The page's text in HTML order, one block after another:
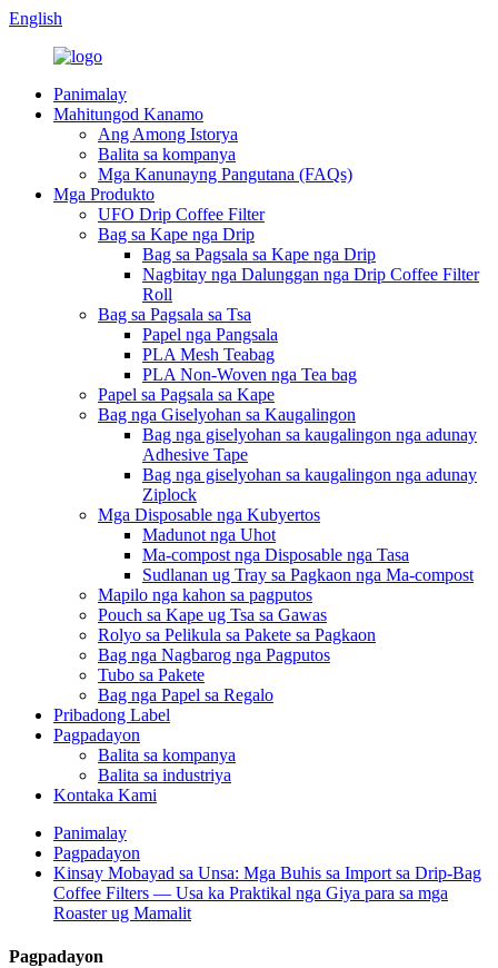
English
Panimalay
Mahitungod Kanamo
Ang Among Istorya
Balita sa kompanya
Mga Kanunayng Pangutana (FAQs)
Mga Produkto
UFO Drip Coffee Filter
Bag sa Kape nga Drip
Bag sa Pagsala sa Kape nga Drip
Nagbitay nga Dalunggan nga Drip Coffee Filter
Roll
Bag sa Pagsala sa Tsa
Papel nga Pangsala
PLA Mesh Teabag
PLA Non-Woven nga Tea bag
Papel sa Pagsala sa Kape
Bag nga Giselyohan sa Kaugalingon
Bag nga giselyohan sa kaugalingon nga adunay
Adhesive Tape
Bag nga giselyohan sa kaugalingon nga adunay
Ziplock
Mga Disposable nga Kubyertos
Madunot nga Uhot
Ma-compost nga Disposable nga Tasa
Sudlanan ug Tray sa Pagkaon nga Ma-compost
Mapilo nga kahon sa pagputos
Pouch sa Kape ug Tsa sa Gawas
Rolyo sa Pelikula sa Pakete sa Pagkaon
Bag nga Nagbarog nga Pagputos
Tubo sa Pakete
Bag nga Papel sa Regalo
Pribadong Label
Pagpadayon
Balita sa kompanya
Balita sa industriya
Kontaka Kami
Panimalay
Pagpadayon
Kinsay Mobayad sa Unsa: Mga Buhis sa Import sa Drip-Bag
Coffee Filters — Usa ka Praktikal nga Giya para sa mga
Roaster ug Mamalit
Pagpadayon